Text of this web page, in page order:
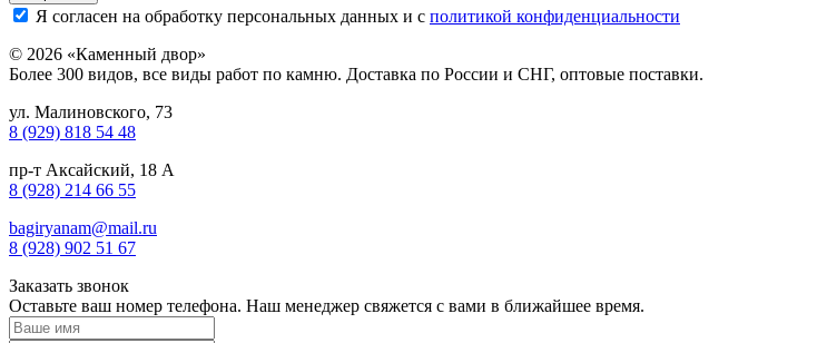
Я согласен на обработку персональных данных и с политикой конфиденциальности
© 2026 «Каменный двор»
Более 300 видов, все виды работ по камню. Доставка по России и СНГ, оптовые поставки.
ул. Малиновского, 73
8 (929) 818 54 48
пр-т Аксайский, 18 А
8 (928) 214 66 55
bagiryanam@mail.ru
8 (928) 902 51 67
Заказать звонок
Оставьте ваш номер телефона. Наш менеджер свяжется с вами в ближайшее время.